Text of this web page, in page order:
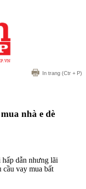
In trang (Ctr + P)
nhà e dè
dẫn nhưng lãi
cầu vay mua bất